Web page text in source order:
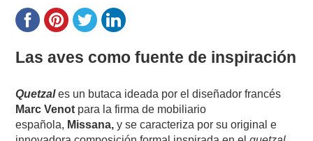
Las aves como fuente de inspiración
Quetzales un butaca ideada por el diseñador francés
Marc Venot para la firma de mobiliario
española, Missana, y se caracteriza por su original e